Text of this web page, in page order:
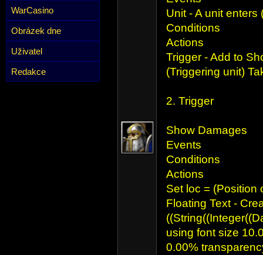
WarCasino
Obrázek dne
Uživatel
Redakce
Unit - A unit
Conditions
Actions
Trigger - Add to
(Triggering unit)
2. Trigger
Show Damages
Events
Conditions
Actions
Set loc = (Position
Floating Text -
using font size
0.00%